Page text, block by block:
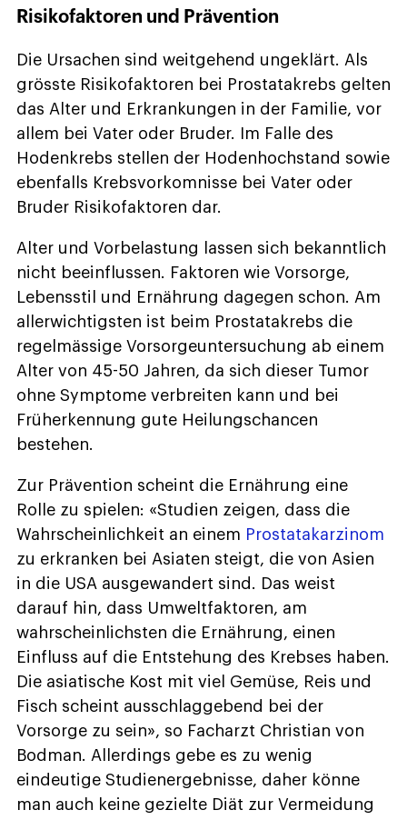
Risikofaktoren und Prävention
Die Ursachen sind weitgehend ungeklärt. Als
grösste Risikofaktoren bei Prostatakrebs gelten
das Alter und Erkrankungen in der Familie, vor
allem bei Vater oder Bruder. Im Falle des
Hodenkrebs stellen der Hodenhochstand sowie
ebenfalls Krebsvorkomnisse bei Vater oder
Bruder Risikofaktoren dar.
Alter und Vorbelastung lassen sich bekanntlich
nicht beeinflussen. Faktoren wie Vorsorge,
Lebensstil und Ernährung dagegen schon. Am
allerwichtigsten ist beim Prostatakrebs die
regelmässige Vorsorgeuntersuchung ab einem
Alter von 45-50 Jahren, da sich dieser Tumor
ohne Symptome verbreiten kann und bei
Früherkennung gute Heilungschancen
bestehen.
Zur Prävention scheint die Ernährung eine
Rolle zu spielen: «Studien zeigen, dass die
Wahrscheinlichkeit an einem Prostatakarzinom
zu erkranken bei Asiaten steigt, die von Asien
in die USA ausgewandert sind. Das weist
darauf hin, dass Umweltfaktoren, am
wahrscheinlichsten die Ernährung, einen
Einfluss auf die Entstehung des Krebses haben.
Die asiatische Kost mit viel Gemüse, Reis und
Fisch scheint ausschlaggebend bei der
Vorsorge zu sein», so Facharzt Christian von
Bodman. Allerdings gebe es zu wenig
eindeutige Studienergebnisse, daher könne
man auch keine gezielte Diät zur Vermeidung